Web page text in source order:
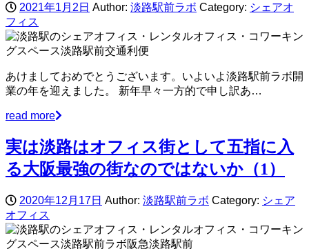
2021年1月2日 Author: 淡路駅前ラボ Category: シェアオ
フィス
あけましておめでとうございます。いよいよ淡路駅前ラボ開
業の年を迎えました。 新年早々一方的で申し訳あ…
read more
実は淡路はオフィス街として五指に入
る大阪最強の街なのではないか（1）
2020年12月17日 Author: 淡路駅前ラボ Category: シェア
オフィス